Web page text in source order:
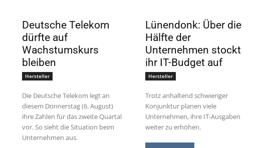
Deutsche Telekom
dürfte auf
Wachstumskurs
bleiben
Hersteller
Die Deutsche Telekom legt an
diesem Donnerstag (6. August)
ihre Zahlen für das zweite Quartal
vor. So sieht die Situation beim
Unternehmen aus.
Lünendonk: Über die
Hälfte der
Unternehmen stockt
ihr IT-Budget auf
Hersteller
Trotz anhaltend schwieriger
Konjunktur planen viele
Unternehmen, ihre IT-Ausgaben
weiter zu erhöhen.